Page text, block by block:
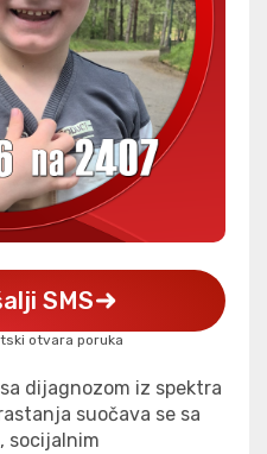
SMS
otvara poruka
dijagnozom iz spektra
suočava se sa
socijalnim